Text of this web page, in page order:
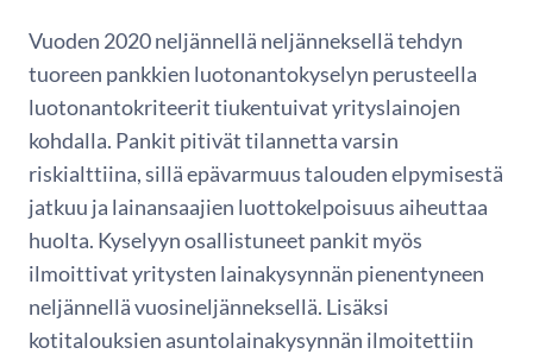
Vuoden 2020 neljännellä neljänneksellä tehdyn
tuoreen pankkien luotonantokyselyn perusteella
luotonantokriteerit tiukentuivat yrityslainojen
kohdalla. Pankit pitivät tilannetta varsin
riskialttiina, sillä epävarmuus talouden elpymisestä
jatkuu ja lainansaajien luottokelpoisuus aiheuttaa
huolta. Kyselyyn osallistuneet pankit myös
ilmoittivat yritysten lainakysynnän pienentyneen
neljännellä vuosineljänneksellä. Lisäksi
kotitalouksien asuntolainakysynnän ilmoitettiin